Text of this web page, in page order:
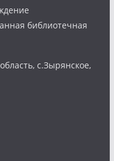
библиотечная
с.Зырянское,